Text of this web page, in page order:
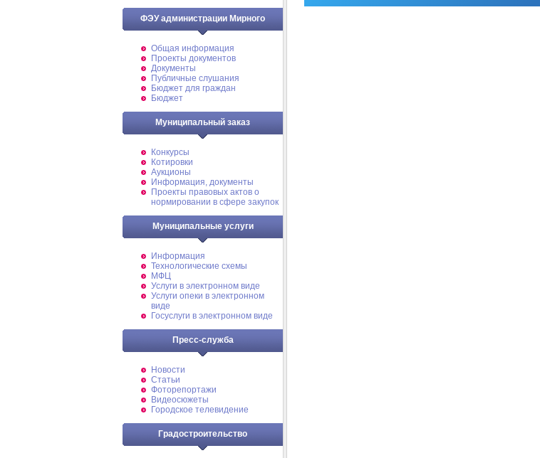
ФЭУ администрации Мирного
Общая информация
Проекты документов
Документы
Публичные слушания
Бюджет для граждан
Бюджет
Муниципальный заказ
Конкурсы
Котировки
Аукционы
Информация, документы
Проекты правовых актов о
нормировании в сфере закупок
Муниципальные услуги
Информация
Технологические схемы
МФЦ
Услуги в электронном виде
Услуги опеки в электронном
виде
Госуслуги в электронном виде
Пресс-служба
Новости
Статьи
Фоторепортажи
Видеосюжеты
Городское телевидение
Градостроительство